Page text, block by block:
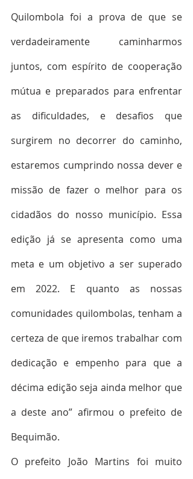
Quilombola foi a prova de que se
verdadeiramente caminharmos
juntos, com espírito de cooperação
mútua e preparados para enfrentar
as dificuldades, e desafios que
surgirem no decorrer do caminho,
estaremos cumprindo nossa dever e
missão de fazer o melhor para os
cidadãos do nosso município. Essa
edição já se apresenta como uma
meta e um objetivo a ser superado
em 2022. E quanto as nossas
comunidades quilombolas, tenham a
certeza de que iremos trabalhar com
dedicação e empenho para que a
décima edição seja ainda melhor que
a deste ano” afirmou o prefeito de
Bequimão.
O prefeito João Martins foi muito